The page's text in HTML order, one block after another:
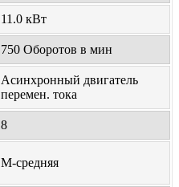
11.0 кВт
750 Оборотов в мин
Асинхронный двигатель
перемен. тока
8
M-средняя